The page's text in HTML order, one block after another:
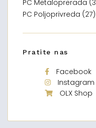
PC Metaloprerada
PC Poljoprivreda (27)
Pratite nas
Facebook
Instagram
OLX Shop